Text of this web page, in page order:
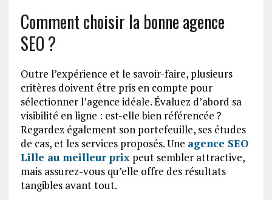
Comment choisir la bonne agence
SEO ?
Outre l’expérience et le savoir-faire, plusieurs
critères doivent être pris en compte pour
sélectionner l’agence idéale. Évaluez d’abord sa
visibilité en ligne : est-elle bien référencée ?
Regardez également son portefeuille, ses études
de cas, et les services proposés. Une agence SEO
Lille au meilleur prixpeut sembler attractive,
mais assurez-vous qu’elle offre des résultats
tangibles avant tout.